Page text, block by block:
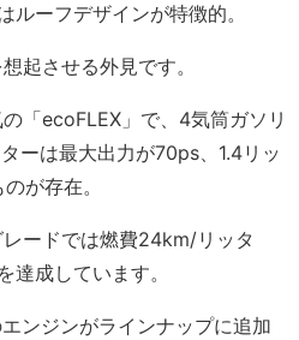
ルーフデザインが特徴的。
起させる外見です。
「ecoFLEX」で、4気筒ガソリ
ーは最大出力が70ps、1.4リッ
が存在。
ードでは燃費24km/リッタ
成しています。
ンジンがラインナップに追加